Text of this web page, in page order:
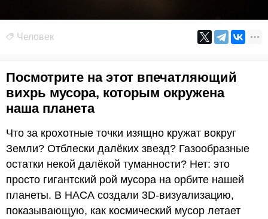
Человек
Посмотрите на этот впечатляющий
вихрь мусора, которым окружена
наша планета
Что за крохотные точки изящно кружат вокруг
Земли? Отблески далёких звезд? Газообразные
остатки некой далёкой туманности? Нет: это
просто гигантский рой мусора на орбите нашей
планеты. В НАСА создали 3D-визуализацию,
показывающую, как космический мусор летает